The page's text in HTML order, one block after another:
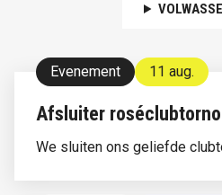
Evenement 11 aug.
Afsluiter
We sluiten ons geliefde